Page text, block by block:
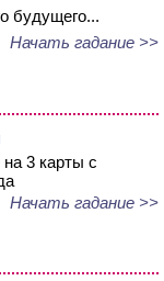
будущего...
Начать гадание >>
на 3 карты с
Начать гадание >>